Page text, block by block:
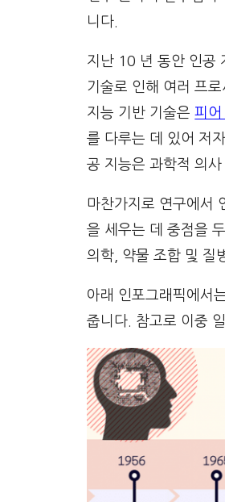
니다.
지난 10 년 동안 인공
기술로 인해 여러 프
지능 기반 기술은피어
를 다루는 데 있어 저
공 지능은 과학적 의
마찬가지로 연구에서
을 세우는 데 중점을
의학, 약물 조합 및 질
아래 인포그래픽에서
줍니다. 참고로 이중